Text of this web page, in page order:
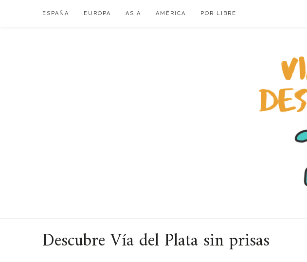
ESPAÑA EUROPA ASIA AMÉRICA POR LIBRE
Descubre Vía del Plata sin prisas